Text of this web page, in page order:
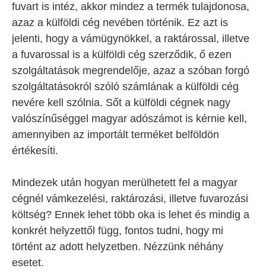
fuvart is intéz, akkor mindez a termék tulajdonosa,
azaz a külföldi cég nevében történik. Ez azt is
jelenti, hogy a vámügynökkel, a raktárossal, illetve
a fuvarossal is a külföldi cég szerződik, ő ezen
szolgáltatások megrendelője, azaz a szóban forgó
szolgáltatásokról szóló számlának a külföldi cég
nevére kell szólnia. Sőt a külföldi cégnek nagy
valószínűséggel magyar adószámot is kérnie kell,
amennyiben az importált terméket belföldön
értékesíti.
Mindezek után hogyan merülhetett fel a magyar
cégnél vámkezelési, raktározási, illetve fuvarozási
költség? Ennek lehet több oka is lehet és mindig a
konkrét helyzettől függ, fontos tudni, hogy mi
történt az adott helyzetben. Nézzünk néhány
esetet.